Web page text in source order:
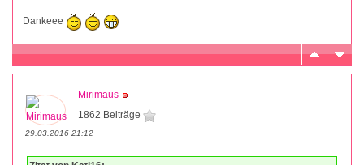
Dankeee
Mirimaus
1862 Beiträge
29.03.2016 21:12